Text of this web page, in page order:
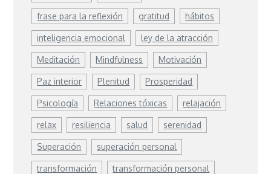
frase para la reflexión gratitud hábitos
inteligencia emocional ley de la atracción
Meditación Mindfulness Motivación
Paz interior Plenitud Prosperidad
Psicología Relaciones tóxicas relajación
relax resiliencia salud serenidad
Superación superación personal
transformación transformación personal